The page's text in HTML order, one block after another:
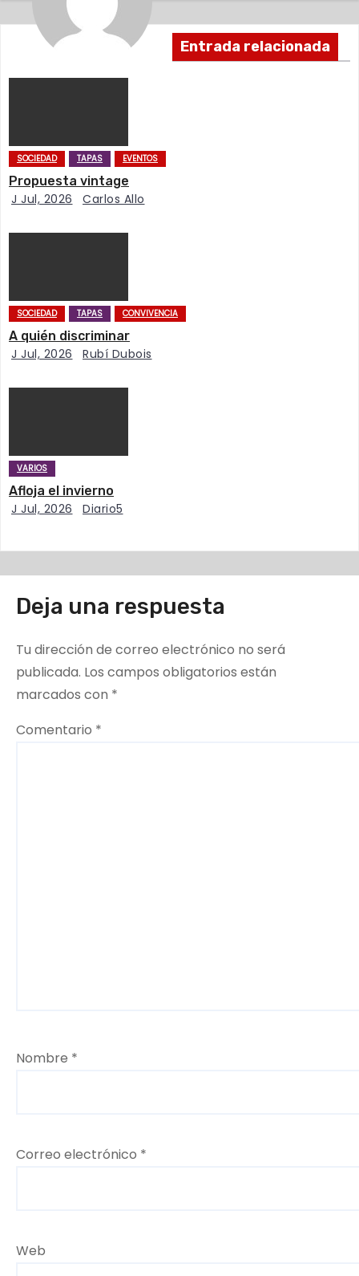
g
ó
n
d
e
n
d
a
Entrada relacionada
SOCIEDAD TAPAS EVENTOS
Propuesta vintage
J Jul, 2026 Carlos Allo
SOCIEDAD TAPAS CONVIVENCIA
A quién discriminar
J Jul, 2026 Rubí Dubois
VARIOS
Afloja el invierno
J Jul, 2026 Diario5
Deja una respuesta
Tu dirección de correo electrónico no será
publicada. Los campos obligatorios están
marcados con *
Comentario *
Nombre *
Correo electrónico *
Web